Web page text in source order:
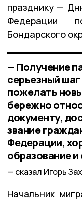
празднику —
Федерации
Бондарского
— Получение
серьезный
пожелать
бережно
документу,
звание
Федерации,
образование
сказал Игорь
Начальник